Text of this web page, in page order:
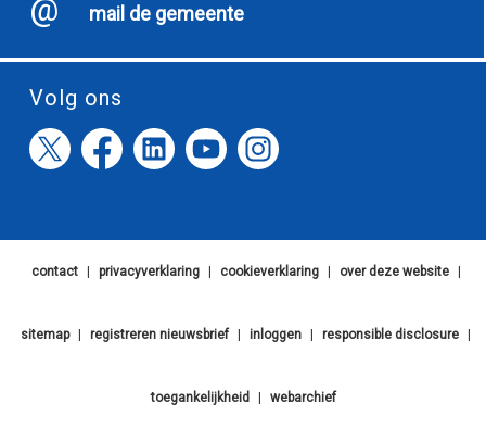
mail de gemeente
Volg ons
contact privacyverklaring cookieverklaring over deze website
sitemap registreren nieuwsbrief inloggen responsible disclosure
toegankelijkheid webarchief